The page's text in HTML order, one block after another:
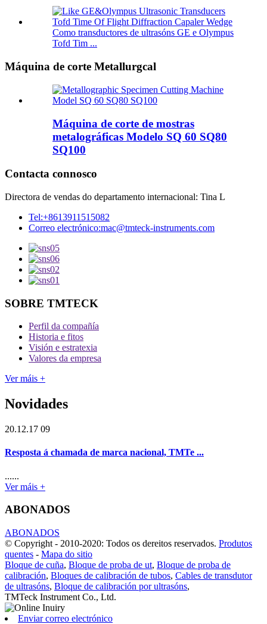
Como transductores de ultrasóns GE e Olympus
Tofd Tim ...
Máquina de corte Metallurgcal
Máquina de corte de mostras
metalográficas Modelo SQ 60 SQ80
SQ100
Contacta connosco
Directora de vendas do departamento internacional: Tina L
Tel:+8613911515082
Correo electrónico:mac@tmteck-instruments.com
SOBRE TMTECK
Perfil da compañía
Historia e fitos
Visión e estratexia
Valores da empresa
Ver máis +
Novidades
20.12.17 09
Resposta á chamada de marca nacional, TMTe ...
......
Ver máis +
ABONADOS
ABONADOS
© Copyright - 2010-2020: Todos os dereitos reservados. Produtos
quentes - Mapa do sitio
Bloque de cuña, Bloque de proba de ut, Bloque de proba de
calibración, Bloques de calibración de tubos, Cables de transdutor
de ultrasóns, Bloque de calibración por ultrasóns,
TMTeck Instrument Co., Ltd.
Enviar correo electrónico